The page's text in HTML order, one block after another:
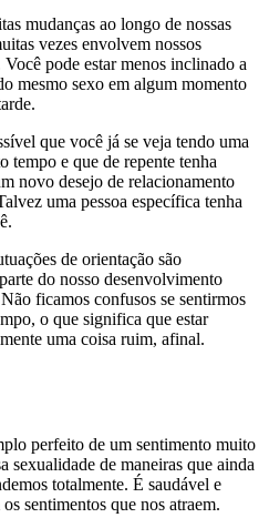
mudanças ao longo de nossas
vezes envolvem nossos
pode estar menos inclinado a
mesmo sexo em algum momento
que você já se veja tendo uma
tempo e que de repente tenha
novo desejo de relacionamento
uma pessoa específica tenha
de orientação são
do nosso desenvolvimento
ficamos confusos se sentirmos
o que significa que estar
uma coisa ruim, afinal.
perfeito de um sentimento muito
sexualidade de maneiras que ainda
totalmente. É saudável e
sentimentos que nos atraem.